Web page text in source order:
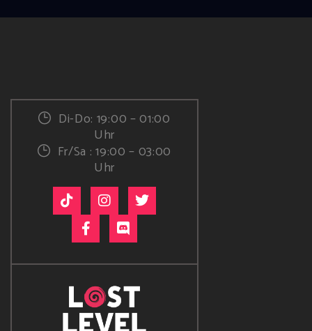
Di-Do: 19:00 – 01:00
Uhr
Fr/Sa : 19:00 – 03:00
Uhr